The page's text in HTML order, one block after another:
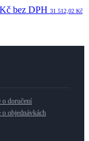
bez DPH 31 512,02 Kč
o doručení
objednávkách